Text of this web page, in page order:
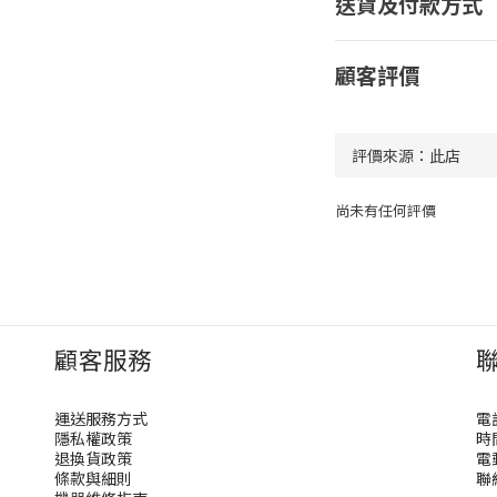
顧客評價
尚未有任何評價
顧客服務
運送服務方式
隱私權政策
退換貨政策
條款與細則
電
時
電
聯